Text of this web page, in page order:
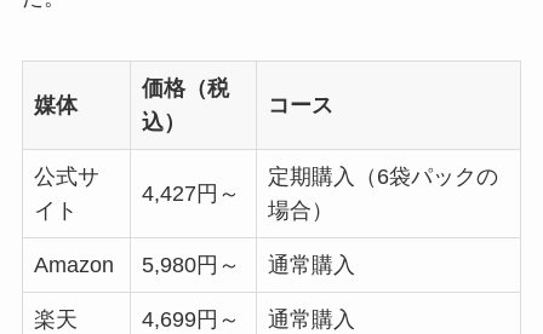
媒体
価格（税
込）
コース
公式サ
イト
4,427円～
定期購入（6袋パックの
場合）
Amazon 5,980円～ 通常購入
楽天 4,699円～ 通常購入